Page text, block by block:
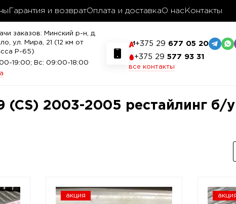
Гарантия и возвратОплата и доставкаО нас Контакты
заказов: Минский р-н, д.
ул. Мира, 21 (12 км от
P-65)
19:00; Вс: 09:00-18:00
+375 29 677 05 20
+375 29 577 93 31
все контакты
(CS) 2003-2005 рестайлинг б/у
акция